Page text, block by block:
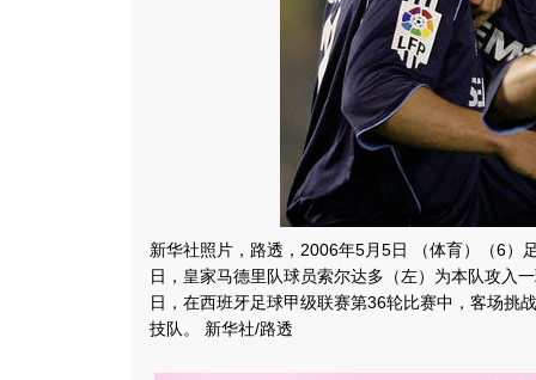
新华社照片，路透，2006年5月5日 （体育）（6
日，皇家马德里队球员索尔达多（左）为本队攻入
日，在西班牙足球甲级联赛第36轮比赛中，客场挑
技队。 新华社/路透